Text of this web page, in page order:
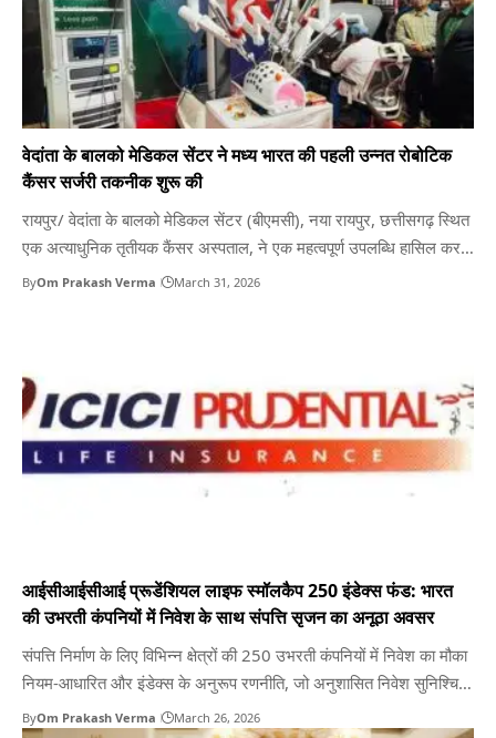
वेदांता के बालको मेडिकल सेंटर ने मध्य भारत की पहली उन्नत रोबोटिक
कैंसर सर्जरी तकनीक शुरू की
रायपुर/ वेदांता के बालको मेडिकल सेंटर (बीएमसी), नया रायपुर, छत्तीसगढ़ स्थित
एक अत्याधुनिक तृतीयक कैंसर अस्पताल, ने एक महत्वपूर्ण उपलब्धि हासिल करते
हुए मध्य भारत का पहला निजी अस्पताल बनने का गौरव प्राप्त किया है, जिसने दा
ByOm Prakash Verma March 31, 2026
आईसीआईसीआई प्रूडेंशियल लाइफ स्मॉलकैप 250 इंडेक्स फंड: भारत
की उभरती कंपनियों में निवेश के साथ संपत्ति सृजन का अनूठा अवसर
संपत्ति निर्माण के लिए विभिन्न क्षेत्रों की 250 उभरती कंपनियों में निवेश का मौका
नियम-आधारित और इंडेक्स के अनुरूप रणनीति, जो अनुशासित निवेश सुनिश्चित
करता है विविध पोर्टफोलियो लंबी अवधि की विकास क्षमता में भागीदारी को सक्षम
ByOm Prakash Verma March 26, 2026